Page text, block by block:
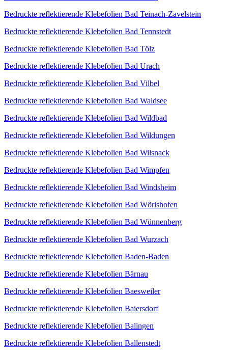
Bedruckte reflektierende Klebefolien Bad Teinach-Zavelstein
Bedruckte reflektierende Klebefolien Bad Tennstedt
Bedruckte reflektierende Klebefolien Bad Tölz
Bedruckte reflektierende Klebefolien Bad Urach
Bedruckte reflektierende Klebefolien Bad Vilbel
Bedruckte reflektierende Klebefolien Bad Waldsee
Bedruckte reflektierende Klebefolien Bad Wildbad
Bedruckte reflektierende Klebefolien Bad Wildungen
Bedruckte reflektierende Klebefolien Bad Wilsnack
Bedruckte reflektierende Klebefolien Bad Wimpfen
Bedruckte reflektierende Klebefolien Bad Windsheim
Bedruckte reflektierende Klebefolien Bad Wörishofen
Bedruckte reflektierende Klebefolien Bad Wünnenberg
Bedruckte reflektierende Klebefolien Bad Wurzach
Bedruckte reflektierende Klebefolien Baden-Baden
Bedruckte reflektierende Klebefolien Bärnau
Bedruckte reflektierende Klebefolien Baesweiler
Bedruckte reflektierende Klebefolien Baiersdorf
Bedruckte reflektierende Klebefolien Balingen
Bedruckte reflektierende Klebefolien Ballenstedt